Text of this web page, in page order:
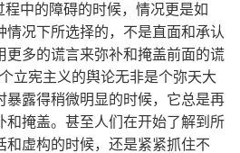
程中的障碍的时候，情况更是如
情况下所选择的，不是直面和承认
更多的谎言来弥补和掩盖前面的谎
立宪主义的舆论无非是个弥天大
暴露得稍微明显的时候，它总是再
和掩盖。甚至人们在开始了解到所
和虚构的时候，还是紧紧抓住不